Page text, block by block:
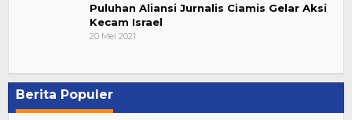
Puluhan Aliansi Jurnalis Ciamis Gelar Aksi
Kecam Israel
20 Mei 2021
Berita Populer